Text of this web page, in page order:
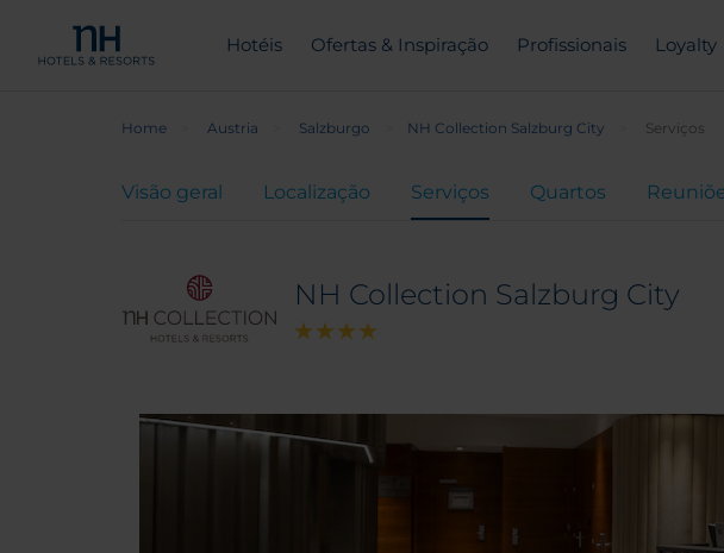
Hotéis Ofertas & Inspiração Profissionais Loyalty
Home Austria Salzburgo NH Collection Salzburg City Serviços
Visão geral Localização Serviços Quartos
NH Collection Salzburg City